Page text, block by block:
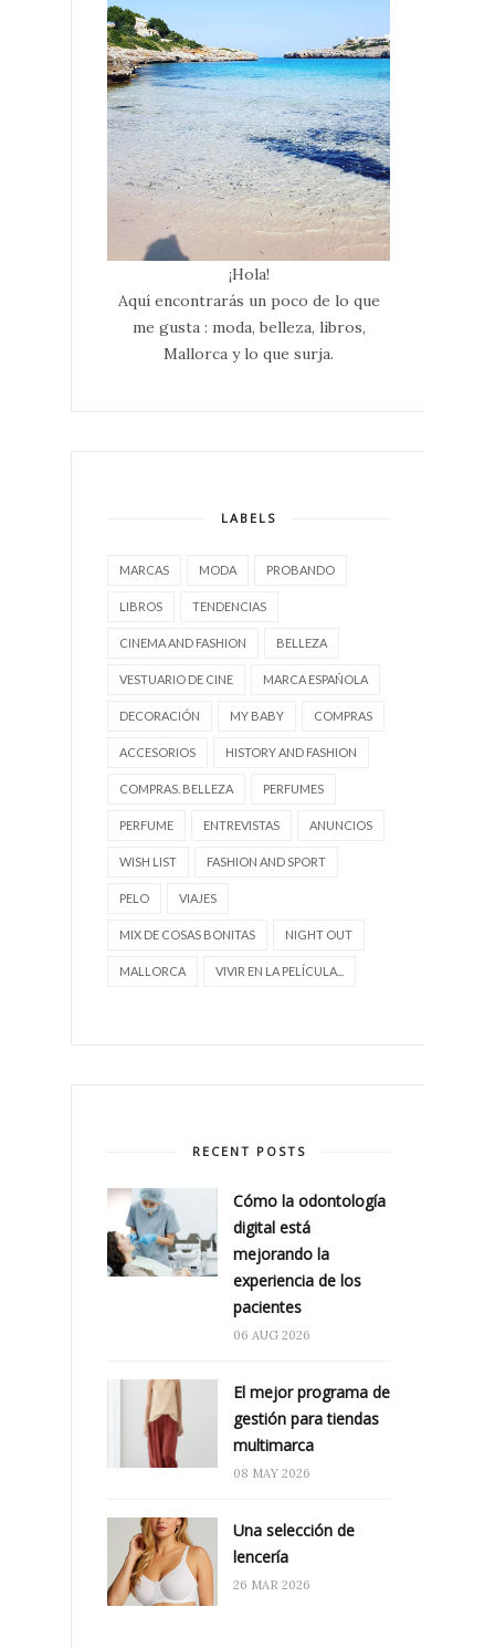
¡Hola!
Aquí encontrarás un poco de lo que
me gusta : moda, belleza, libros,
Mallorca y lo que surja.
LABELS
MARCAS MODA PROBANDO
LIBROS TENDENCIAS
CINEMA AND FASHION BELLEZA
VESTUARIO DE CINE MARCA ESPAÑOLA
DECORACIÓN MY BABY COMPRAS
ACCESORIOS HISTORY AND FASHION
COMPRAS. BELLEZA PERFUMES
PERFUME ENTREVISTAS ANUNCIOS
WISH LIST FASHION AND SPORT
PELO VIAJES
MIX DE COSAS BONITAS NIGHT OUT
MALLORCA VIVIR EN LA PELÍCULA...
RECENT POSTS
Cómo la odontología
digital está
mejorando la
experiencia de los
pacientes
06 AUG 2026
El mejor programa de
gestión para tiendas
multimarca
08 MAY 2026
Una selección de
lencería
26 MAR 2026